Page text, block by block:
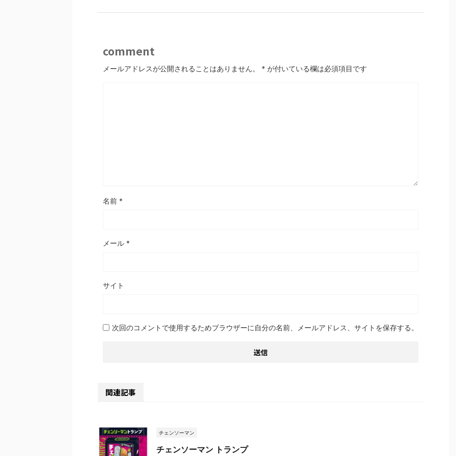
comment
メールアドレスが公開されることはありません。 * が付いている欄は必須項目です
名前 *
メール *
サイト
次回のコメントで使用するためブラウザーに自分の名前、メールアドレス、サイトを保存する。
関連記事
チェンソーマン
チェンソーマン トランプ